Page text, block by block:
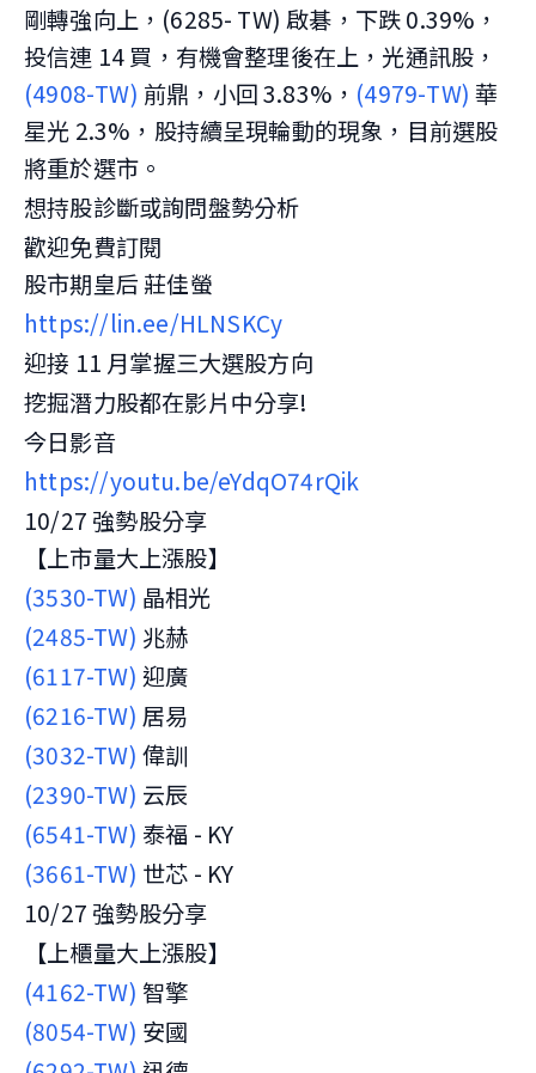
剛轉強向上，(6285- TW) 啟碁，下跌 0.39%，
投信連 14 買，有機會整理後在上，光通訊股，
(4908-TW) 前鼎，小回 3.83%， (4979-TW) 華
星光 2.3%，股持續呈現輪動的現象，目前選股
將重於選市。
想持股診斷或詢問盤勢分析
歡迎免費訂閱
股市期皇后 莊佳螢
https://lin.ee/HLNSKCy
迎接 11 月掌握三大選股方向
挖掘潛力股都在影片中分享!
今日影音
https://youtu.be/eYdqO74rQik
10/27 強勢股分享
【上市量大上漲股】
(3530-TW) 晶相光
(2485-TW) 兆赫
(6117-TW) 迎廣
(6216-TW) 居易
(3032-TW) 偉訓
(2390-TW) 云辰
(6541-TW) 泰福 - KY
(3661-TW) 世芯 - KY
10/27 強勢股分享
【上櫃量大上漲股】
(4162-TW) 智擎
(8054-TW) 安國